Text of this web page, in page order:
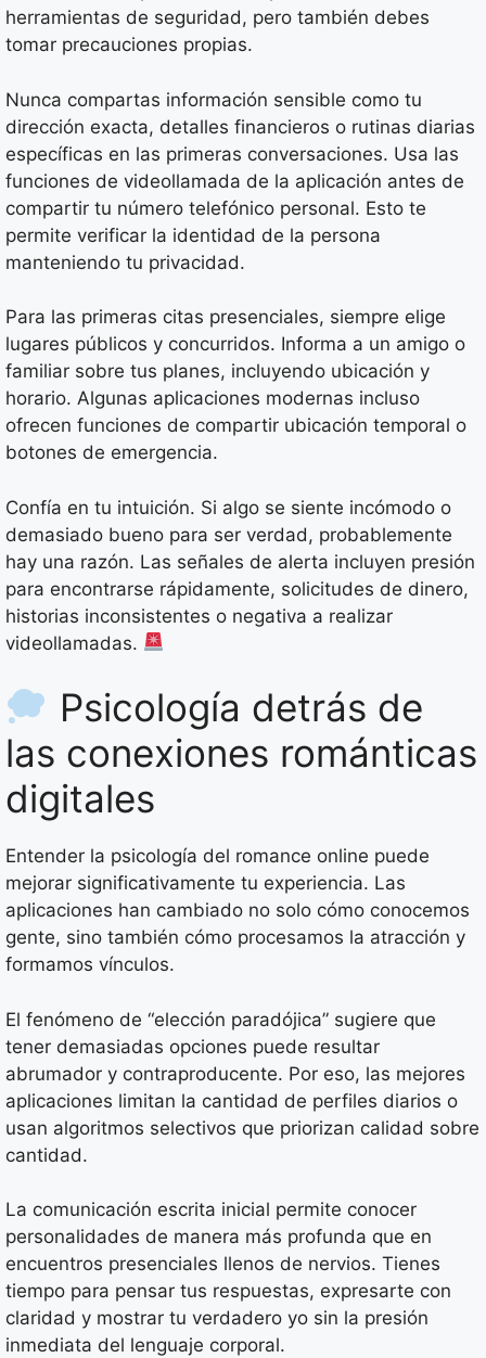
herramientas de seguridad, pero también debes
tomar precauciones propias.
Nunca compartas información sensible como tu
dirección exacta, detalles financieros o rutinas diarias
específicas en las primeras conversaciones. Usa las
funciones de videollamada de la aplicación antes de
compartir tu número telefónico personal. Esto te
permite verificar la identidad de la persona
manteniendo tu privacidad.
Para las primeras citas presenciales, siempre elige
lugares públicos y concurridos. Informa a un amigo o
familiar sobre tus planes, incluyendo ubicación y
horario. Algunas aplicaciones modernas incluso
ofrecen funciones de compartir ubicación temporal o
botones de emergencia.
Confía en tu intuición. Si algo se siente incómodo o
demasiado bueno para ser verdad, probablemente
hay una razón. Las señales de alerta incluyen presión
para encontrarse rápidamente, solicitudes de dinero,
historias inconsistentes o negativa a realizar
videollamadas.
Psicología detrás de
las conexiones románticas
digitales
Entender la psicología del romance online puede
mejorar significativamente tu experiencia. Las
aplicaciones han cambiado no solo cómo conocemos
gente, sino también cómo procesamos la atracción y
formamos vínculos.
El fenómeno de “elección paradójica” sugiere que
tener demasiadas opciones puede resultar
abrumador y contraproducente. Por eso, las mejores
aplicaciones limitan la cantidad de perfiles diarios o
usan algoritmos selectivos que priorizan calidad sobre
cantidad.
La comunicación escrita inicial permite conocer
personalidades de manera más profunda que en
encuentros presenciales llenos de nervios. Tienes
tiempo para pensar tus respuestas, expresarte con
claridad y mostrar tu verdadero yo sin la presión
inmediata del lenguaje corporal.